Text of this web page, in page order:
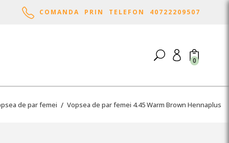
COMANDA PRIN TELEFON 40722209507
0
de par femei Vopsea de par femei 4.45 Warm Brown Hennaplus